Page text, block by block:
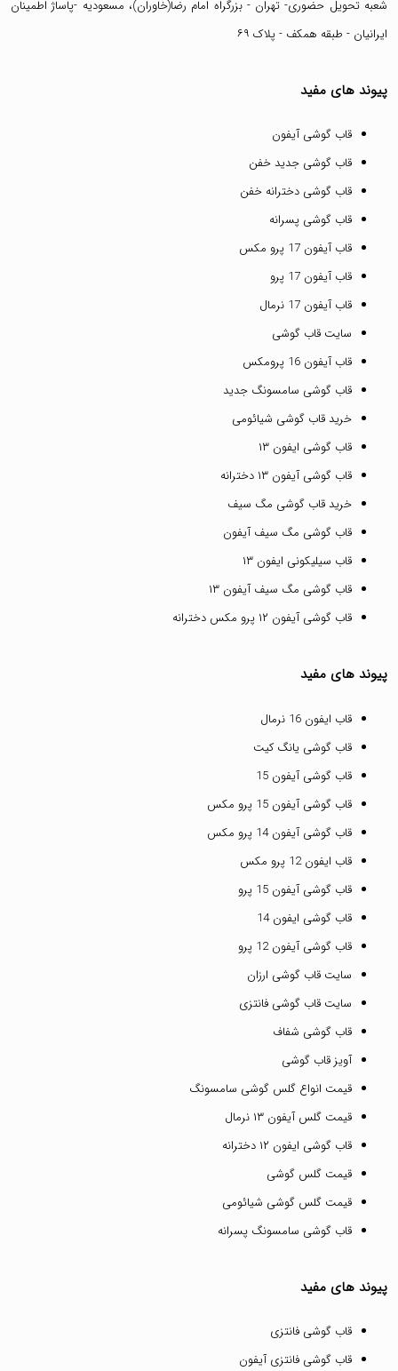
شعبه تحویل حضوری- تهران - بزرگراه امام رضا(خاوران)، مسعودیه -پاساژ اطمینان
ایرانیان - طبقه همکف - پلاک ۶۹
پیوند های مفید
قاب گوشی آیفون
قاب گوشی جدید خفن
قاب گوشی دخترانه خفن
قاب گوشی پسرانه
قاب آیفون 17 پرو مکس
قاب آیفون 17 پرو
قاب آیفون 17 نرمال
سایت قاب گوشی
قاب آیفون 16 پرومکس
قاب گوشی سامسونگ جدید
خرید قاب گوشی شیائومی
قاب گوشی ایفون ۱۳
قاب گوشی آیفون ۱۳ دخترانه
خرید قاب گوشی مگ سیف
قاب گوشی مگ سیف آیفون
قاب سیلیکونی ایفون ۱۳
قاب گوشی مگ سیف آیفون ۱۳
قاب گوشی آیفون ۱۲ پرو مکس دخترانه
پیوند های مفید
قاب ایفون 16 نرمال
قاب گوشی یانگ کیت
قاب گوشی آیفون 15
قاب گوشی آیفون 15 پرو مکس
قاب گوشی آیفون 14 پرو مکس
قاب ایفون 12 پرو مکس
قاب گوشی آیفون 15 پرو
قاب گوشی ایفون 14
قاب گوشی آیفون 12 پرو
سایت قاب گوشی ارزان
سایت قاب گوشی فانتزی
قاب گوشی شفاف
آویز قاب گوشی
قیمت انواع گلس گوشی سامسونگ
قیمت گلس آیفون ۱۳ نرمال
قاب گوشی ایفون ۱۲ دخترانه
قیمت گلس گوشی
قیمت گلس گوشی شیائومی
قاب گوشی سامسونگ پسرانه
پیوند های مفید
قاب گوشی فانتزی
قاب گوشی فانتزی آیفون